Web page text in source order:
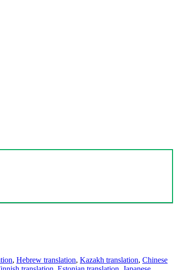
, Hebrew translation, Kazakh translation, Chinese